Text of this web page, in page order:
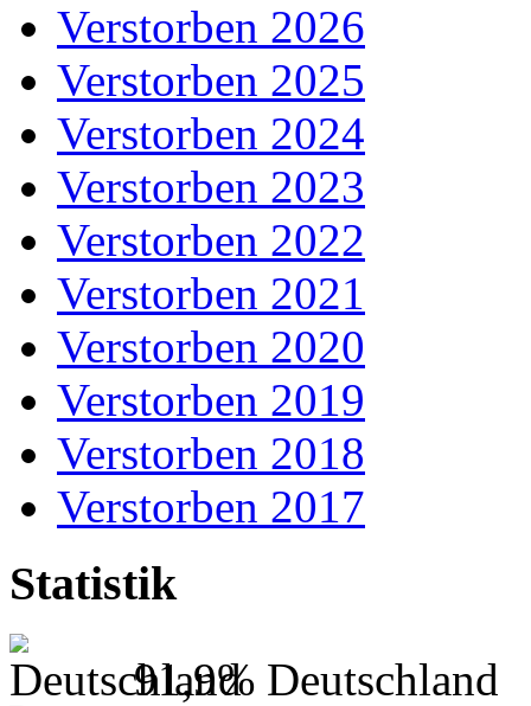
Verstorben 2026
Verstorben 2025
Verstorben 2024
Verstorben 2023
Verstorben 2022
Verstorben 2021
Verstorben 2020
Verstorben 2019
Verstorben 2018
Verstorben 2017
Statistik
91,9% Deutschland